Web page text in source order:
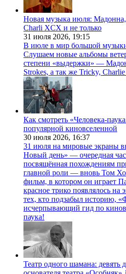
Новая музыка июля:
Charli XCX и не только
31 июля 2026, 19:15
В июле в мир большой
Слушаем новые альбомы
степени «выдержки» —
Strokes, а так же Tricky,
Как смотреть «Человека-
популярной киновселенной
30 июля 2026, 16:37
31 июля на мировые экраны
Новый день» — очередная
посвящённая похождениям
главной роли — вновь Том
фильм, в котором он играет
красное трико появлялось на
тех, кто подзабыл историю,
исчерпывающий гид по
паука!
Театр одного шамана: девять